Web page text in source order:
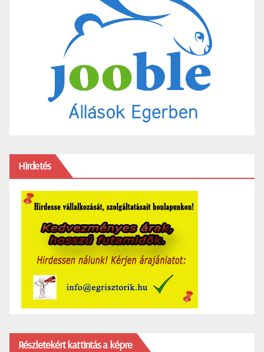
Hirdetés
Részletekért kattintás a képre